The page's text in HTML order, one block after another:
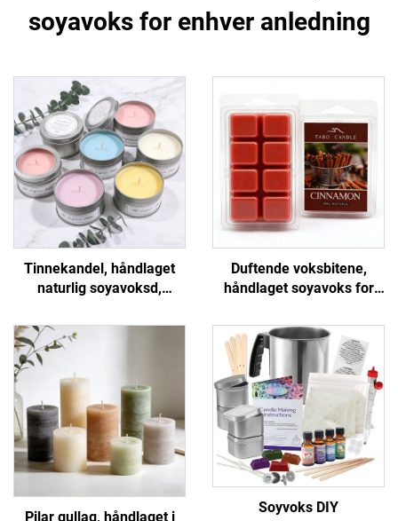
soyavoks for enhver anledning
Tinnekandel, håndlaget
naturlig soyavoksd,
hjemmedekor og gaver
Duftende voksbitene,
håndlaget soyavoks for
voksvarmergaver
Pilar gullag, håndlaget i
Soyvoks DIY